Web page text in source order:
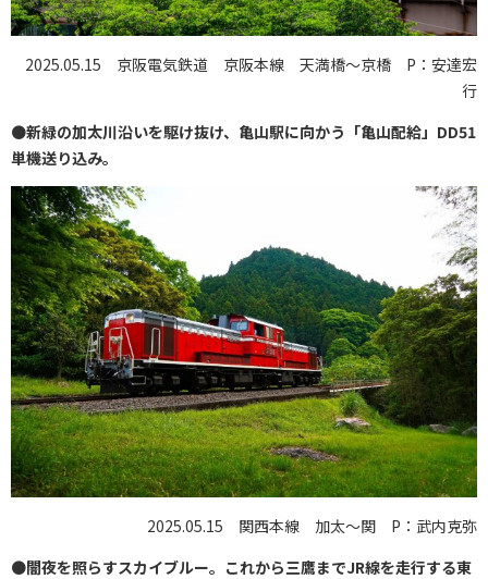
2025.05.15 京阪電気鉄道 京阪本線 天満橋～京橋 P：安達宏
行
●新緑の加太川沿いを駆け抜け、亀山駅に向かう「亀山配給」DD51
単機送り込み。
2025.05.15 関西本線 加太～関 P：武内克弥
●闇夜を照らすスカイブルー。これから三鷹までJR線を走行する東